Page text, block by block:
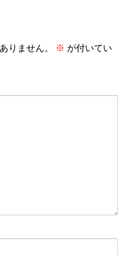
りません。 ※ が付いてい